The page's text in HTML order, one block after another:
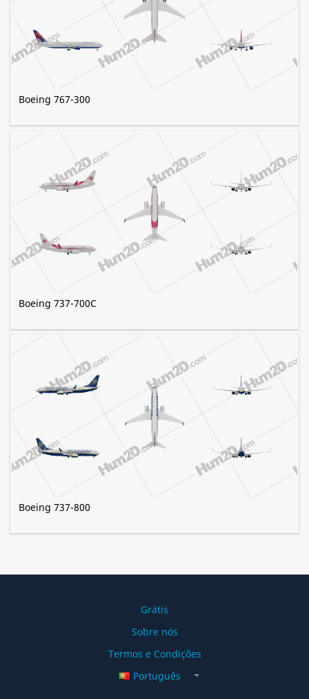
Boeing 767-300
Boeing 737-700C
Boeing 737-800
Grátis
Sobre nós
Termos e Condições
Português